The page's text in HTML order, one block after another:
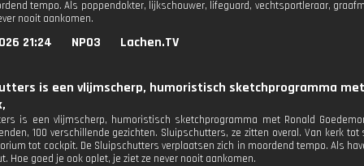
tempo. Als poppendokter, lijkschouwer, lifeguard, vechtsportleraar,
nooit aankomen.
21:24 NPO3 Lachen.TV
is een vlijmscherp, humoristisch sketchprogramma
is een vlijmscherp, humoristisch sketchprogramma met Ronald
100 verschillende gezichten. Sluipschutters, ze zitten overal. Van kerk
tot cockpit. De Sluipschutters verplaatsen zich in moordend tempo. Als
Hoe goed je ook oplet, je ziet ze never nooit aankomen.